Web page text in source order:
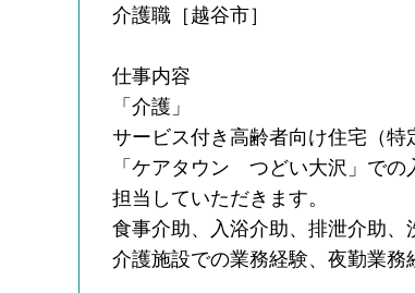
介護職［越谷市］
仕事内容
「介護」
サービス付き高齢者向け住宅（特
「ケアタウン つどい大沢」での
担当していただきます。
食事介助、入浴介助、排泄介助、
介護施設での業務経験、夜勤業務